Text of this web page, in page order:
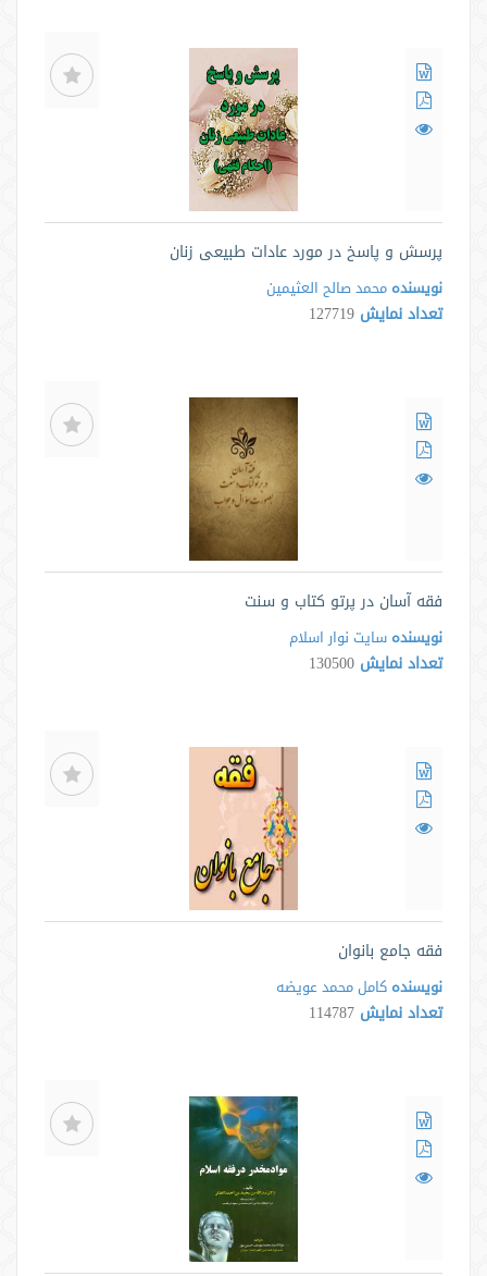
پرسش و پاسخ در مورد عادات طبيعی زنان
نویسنده محمد صالح العثیمین
تعداد نمایش 127719
فقه آسان در پرتو کتاب و سنت
نویسنده سایت نوار اسلام
تعداد نمایش 130500
فقه جامع بانوان
نویسنده کامل محمد عویضه
تعداد نمایش 114787